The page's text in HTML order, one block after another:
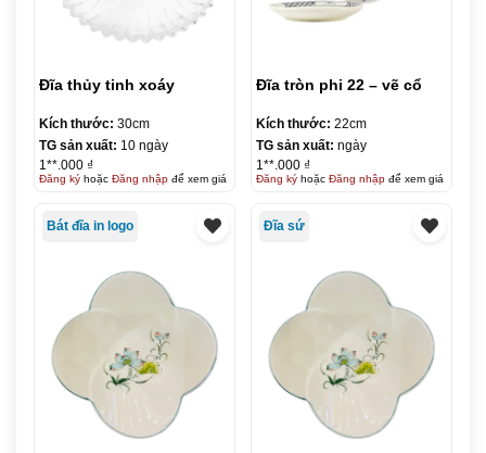
Đĩa thủy tinh xoáy
Kích thước: 30cm
TG sản xuất: 10 ngày
1**.000 ₫
Đăng kýhoặc Đăng nhậpđể xem giá
Đĩa tròn phi 22 – vẽ cổ
Kích thước: 22cm
TG sản xuất: ngày
1**.000 ₫
Đăng kýhoặc Đăng nhậpđể xem giá
Bát đĩa in logo Đĩa sứ